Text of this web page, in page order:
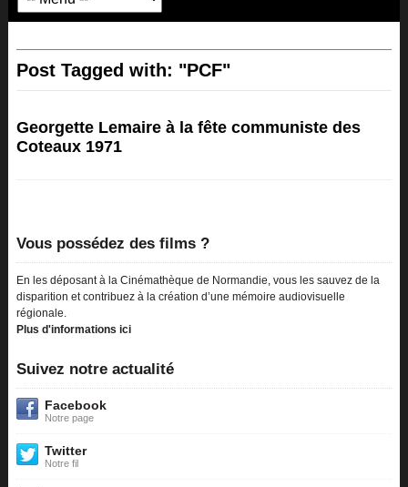
Post Tagged with: "PCF"
Georgette Lemaire à la fête communiste des
Coteaux 1971
Vous possédez des films ?
En les déposant à la Cinémathèque de Normandie, vous les sauvez de la
disparition et contribuez à la création d’une mémoire audiovisuelle
régionale.
Plus d'informations ici
Suivez notre actualité
Facebook
Notre page
Twitter
Notre fil